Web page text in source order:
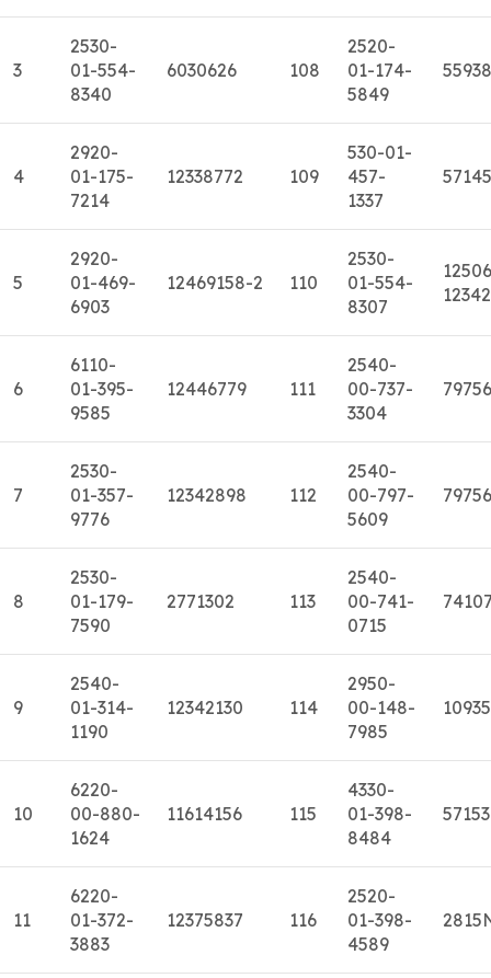
3
2530-
01-554-
8340
6030626 108
2520-
01-174-
5849
4
2920-
01-175-
7214
12338772 109
530-01-
457-
1337
5
2920-
01-469-
6903
12469158-2 110
2530-
01-554-
8307
6
6110-
01-395-
9585
12446779 111
2540-
00-737-
3304
7
2530-
01-357-
9776
12342898 112
2540-
00-797-
5609
8
2530-
01-179-
7590
2771302 113
2540-
00-741-
0715
9
2540-
01-314-
1190
12342130 114
2950-
00-148-
7985
10
6220-
00-880-
1624
11614156 115
4330-
01-398-
8484
11
6220-
01-372-
3883
12375837 116
2520-
01-398-
4589